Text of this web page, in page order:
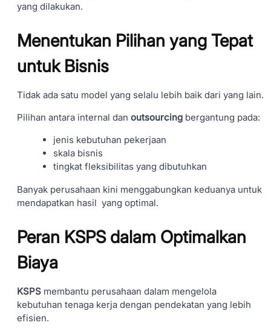
yang dilakukan.
Menentukan Pilihan yang Tepat
untuk Bisnis
Tidak ada satu model yang selalu lebih baik dari yang lain.
Pilihan antara internal dan outsourcing bergantung pada:
jenis kebutuhan pekerjaan
skala bisnis
tingkat fleksibilitas yang dibutuhkan
Banyak perusahaan kini menggabungkan keduanya untuk
mendapatkan hasil yang optimal.
Peran KSPS dalam Optimalkan
Biaya
KSPS membantu perusahaan dalam mengelola
kebutuhan tenaga kerja dengan pendekatan yang lebih
efisien.